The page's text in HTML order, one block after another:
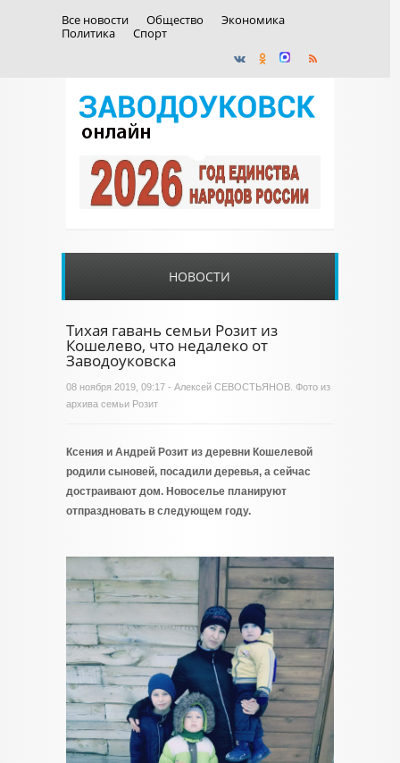
Все новости Общество
Экономика
Политика
Спорт
НОВОСТИ
Тихая гавань семьи Розит из
Кошелево, что недалеко от
Заводоуковска
08 ноября 2019, 09:17 - Алексей СЕВОСТЬЯНОВ. Фото из
архива семьи Розит
Ксения и Андрей Розит из деревни Кошелевой
родили сыновей, посадили деревья, а сейчас
достраивают дом. Новоселье планируют
отпраздновать в следующем году.